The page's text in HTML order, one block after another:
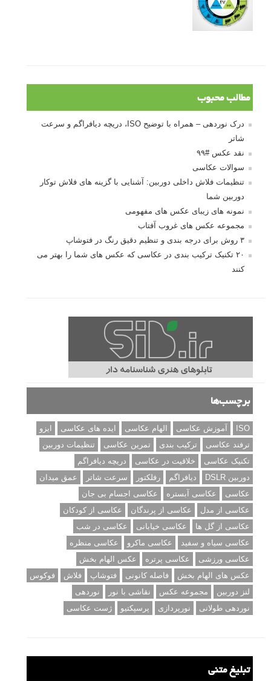
مطالب محبوب
درک نوردهی – همراه با توضیح ISO، دریچه دیافراگم و سرعت
شاتر
نقد عکس #۹۹
سوالات عکاسی
تنظیمات فلاش داخلی دوربین: آشنایی با گزینه های فلاش توکار
دوربین شما
نمونه های زیبای عکس های مفهومی
مجموعه عکس های غروب آفتاب
۳ روش برای درجه بندی و تنظیم دقیق رنگ در فتوشاپ
۲۰ تکنیک ترکیب بندی در عکاسی که عکس های شما را بهتر می
کنند
برچسب‌ها
ISO آموزش عکاسی الهام عکاسی ایده های عکاسی
ایزو
ترفند عکاسی
ترکیب بندی تمرین عکاسی
تنظیمات دوربین
تکنیک عکاسی
خلاقیت در عکاسی
دریچه دیافراگم
دوربین DSLR
دیافراگم رفلکتور سرعت شاتر
عمق میدان
عکاسی
عکاسی آبستره
عکاسی اجسام بی جان
عکاسی از مدل
عکاسی از پرندگان
عکاسی از کودکان
عکاسی از گل ها
عکاسی خیابانی
عکاسی در شب
عکاسی سیاه و سفید
عکاسی ماکرو
عکاسی منظره
عکاسی ورزشی
عکاسی پرتره
عکس الهام بخش
عکس های الهام بخش
فاصله کانونی فتوشاپ فلاش
فوکوس
لنز دوربین
مجموعه عکس نقاشی با نور
نوردهی
نوردهی طولانی
نورپردازی پرسپکتیو ژست عکاسی
تبلیغ متنی